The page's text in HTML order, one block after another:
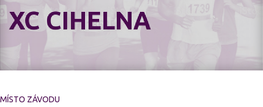
XC CIHELNA
MÍSTO ZÁVODU